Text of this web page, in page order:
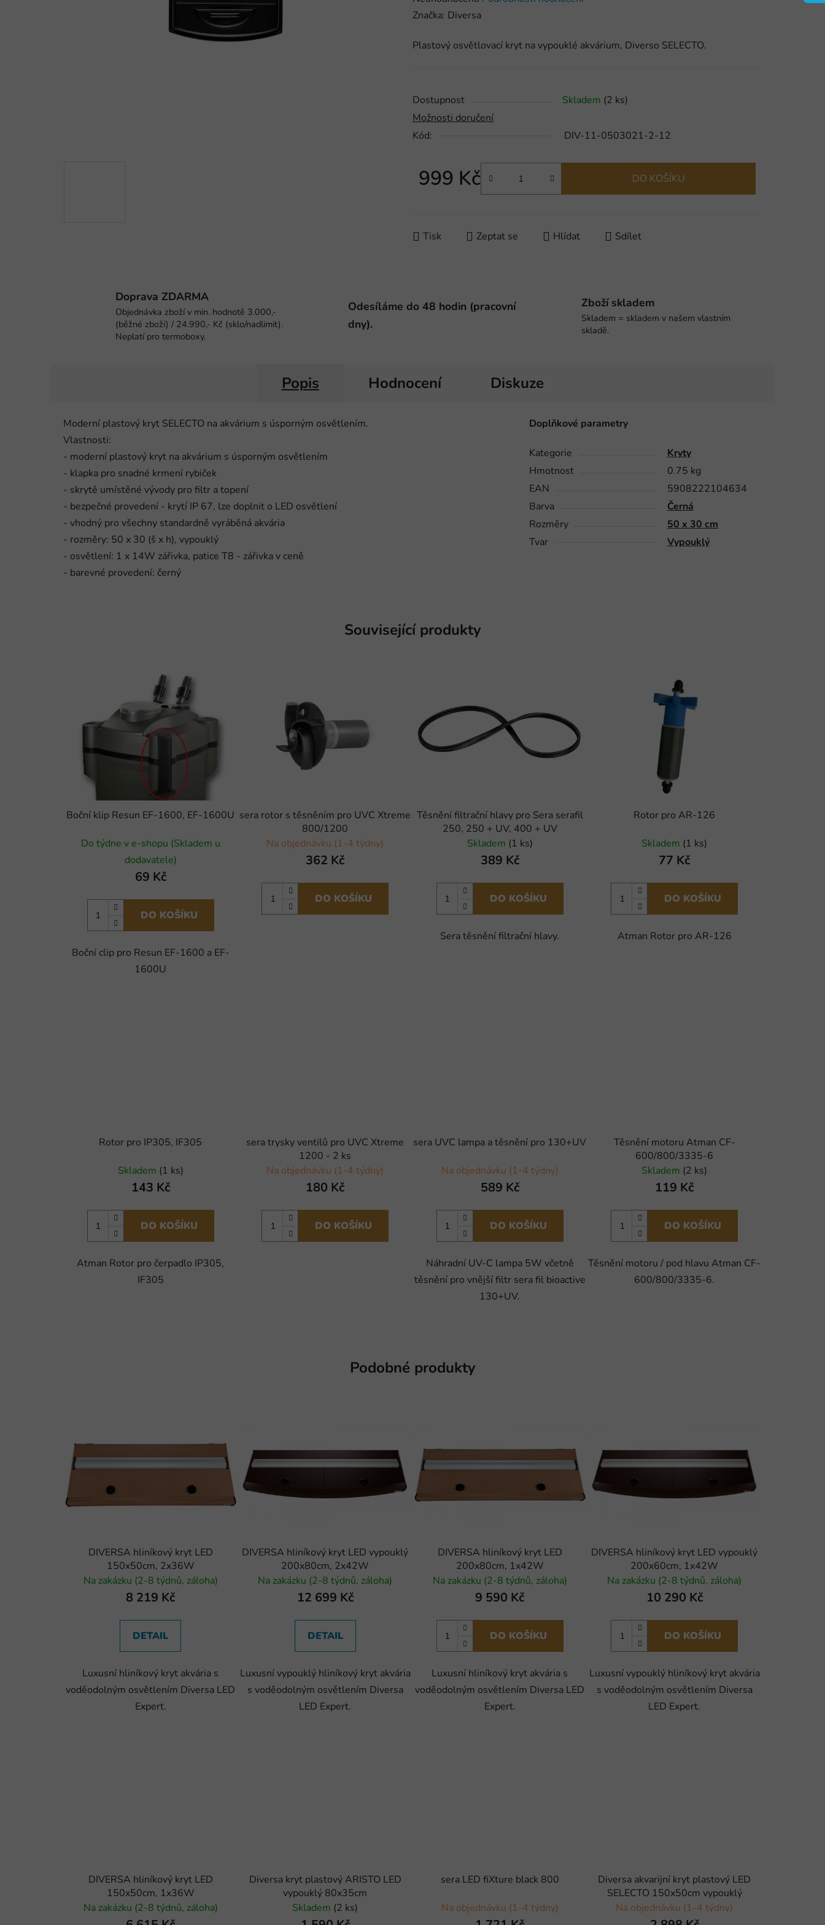
hodnocení
je
5
hvězdiček.
Značka: Diversa
Plastový osvětlovací kryt na vypouklé akvárium, Diverso SELECTO.
Dostupnost Skladem (2 ks)
Možnosti doručení
Kód:
DIV-11-0503021-2-12
999 Kč DO KOŠÍKU
Tisk Zeptat se Hlídat Sdílet
Doprava ZDARMA
Objednávka zboží v min. hodnotě 3.000,-
(běžné zboží) / 24.990,- Kč (sklo/nadlimit).
Neplatí pro termoboxy.
Odesíláme do 48 hodin (pracovní
dny).
Zboží skladem
Skladem = skladem v našem vlastním
skladě.
Popis Hodnocení Diskuze
Moderní plastový kryt SELECTO na akvárium s úsporným osvětlením.
Vlastnosti:
- moderní plastový kryt na akvárium s úsporným osvětlením
- klapka pro snadné krmení rybiček
- skrytě umístěné vývody pro filtr a topení
- bezpečné provedení - krytí IP 67, lze doplnit o LED osvětlení
- vhodný pro všechny standardně vyráběná akvária
- rozměry: 50 x 30 (š x h), vypouklý
- osvětlení: 1 x 14W zářivka, patice T8 - zářivka v ceně
- barevné provedení: černý
Doplňkové parametry
Kategorie
Kryty
Hmotnost
0.75 kg
EAN
5908222104634
Barva
Černá
Rozměry
50 x 30 cm
Tvar
Vypouklý
Související produkty
Boční klip Resun EF-1600, EF-1600U
Do týdne v e-shopu (Skladem u
dodavatele)
69 Kč
DO KOŠÍKU
Boční clip pro Resun EF-1600 a EF-
1600U
sera rotor s těsněním pro UVC Xtreme
800/1200
Na objednávku (1-4 týdny)
362 Kč
DO KOŠÍKU
Těsnění filtrační hlavy pro Sera serafil
250, 250 + UV, 400 + UV
Skladem (1 ks)
389 Kč
DO KOŠÍKU
Sera těsnění filtrační hlavy.
Rotor pro AR-126
Skladem (1 ks)
77 Kč
DO KOŠÍKU
Atman Rotor pro AR-126
Rotor pro IP305, IF305
Skladem (1 ks)
143 Kč
DO KOŠÍKU
Atman Rotor pro čerpadlo IP305,
IF305
sera trysky ventilů pro UVC Xtreme
1200 - 2 ks
Na objednávku (1-4 týdny)
180 Kč
DO KOŠÍKU
sera UVC lampa a těsnění pro 130+UV
Na objednávku (1-4 týdny)
589 Kč
DO KOŠÍKU
Náhradní UV-C lampa 5W včetně
těsnění pro vnější filtr sera fil bioactive
130+UV.
Těsnění motoru Atman CF-
600/800/3335-6
Skladem (2 ks)
119 Kč
DO KOŠÍKU
Těsnění motoru / pod hlavu Atman CF-
600/800/3335-6.
Podobné produkty
DIVERSA hliníkový kryt LED
150x50cm, 2x36W
Na zakázku (2-8 týdnů, záloha)
8 219 Kč
DETAIL
Luxusní hliníkový kryt akvária s
voděodolným osvětlením Diversa LED
Expert.
DIVERSA hliníkový kryt LED vypouklý
200x80cm, 2x42W
Na zakázku (2-8 týdnů, záloha)
12 699 Kč
DETAIL
Luxusní vypouklý hliníkový kryt akvária
s voděodolným osvětlením Diversa
LED Expert.
DIVERSA hliníkový kryt LED
200x80cm, 1x42W
Na zakázku (2-8 týdnů, záloha)
9 590 Kč
DO KOŠÍKU
Luxusní hliníkový kryt akvária s
voděodolným osvětlením Diversa LED
Expert.
DIVERSA hliníkový kryt LED vypouklý
200x60cm, 1x42W
Na zakázku (2-8 týdnů, záloha)
10 290 Kč
DO KOŠÍKU
Luxusní vypouklý hliníkový kryt akvária
s voděodolným osvětlením Diversa
LED Expert.
DIVERSA hliníkový kryt LED
150x50cm, 1x36W
Na zakázku (2-8 týdnů, záloha)
Diversa kryt plastový ARISTO LED
vypouklý 80x35cm
Skladem (2 ks)
sera LED fiXture black 800
Na objednávku (1-4 týdny)
Diversa akvarijní kryt plastový LED
SELECTO 150x50cm vypouklý
Na objednávku (1-4 týdny)